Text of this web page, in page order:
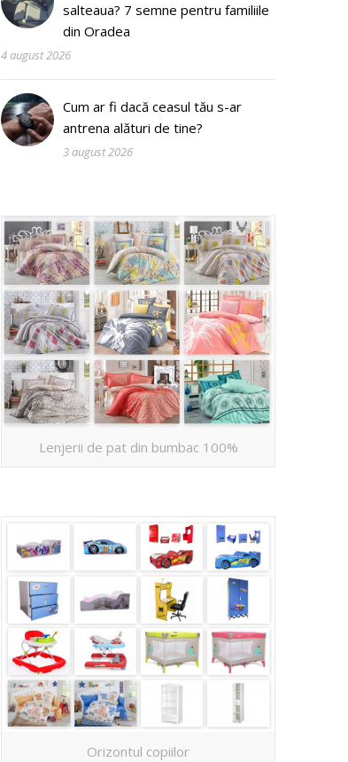
salteaua? 7 semne pentru familiile
din Oradea
4 august 2026
Cum ar fi dacă ceasul tău s-ar
antrena alături de tine?
3 august 2026
Lenjerii de pat din bumbac 100%
Orizontul copiilor